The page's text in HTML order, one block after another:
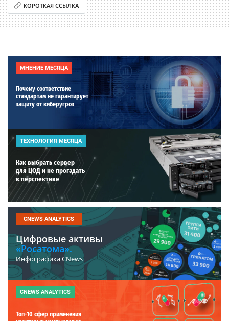
КОРОТКАЯ ССЫЛКА
МНЕНИЕ МЕСЯЦА
Почему соответствие
стандартам не гарантирует
защиту от киберугроз
ТЕХНОЛОГИЯ МЕСЯЦА
Как выбрать сервер
для ЦОД и не прогадать
в перспективе
CNEWS ANALYTICS
Цифровые активы
«Росатома».
Инфографика CNews
CNEWS ANALYTICS
Топ-10 сфер применения